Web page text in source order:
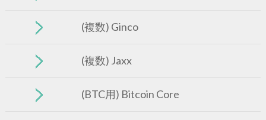
(複数) Ginco
(複数) Jaxx
(BTC用) Bitcoin Core